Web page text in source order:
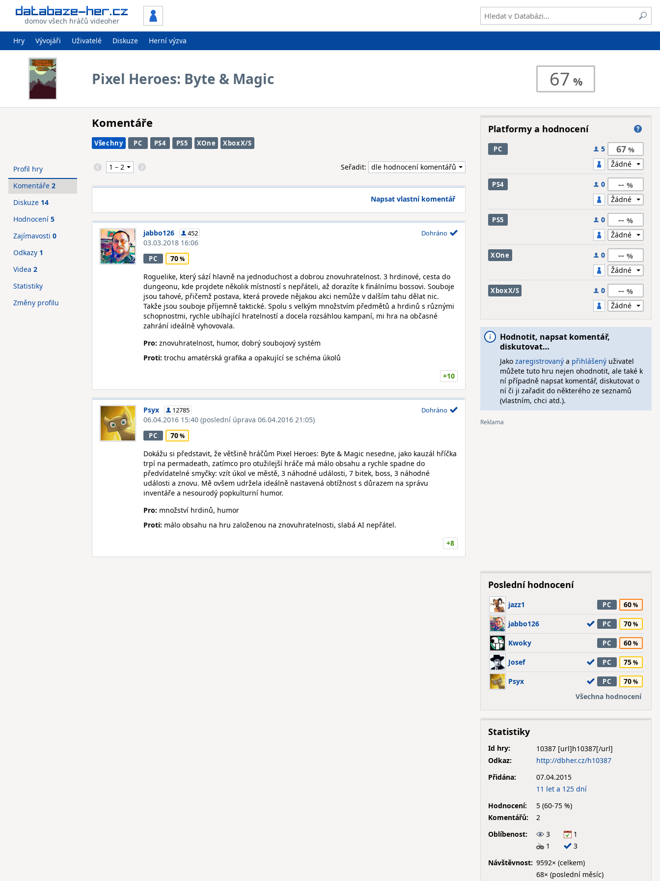
domov všech hráčů videoher
Hry Vývojáři Uživatelé Diskuze Herní výzva
Pixel Heroes: Byte & Magic 67
Komentáře
Všechny PC PS4 PS5 XOne XboxX/S
Seřadit:
Napsat vlastní komentář
jabbo126 452
03.03.2018 16:06
Dohráno
PC
70
Roguelike, který sází hlavně na jednoduchost a dobrou znovuhratelnost. 3 hrdinové, cesta do
dungeonu, kde projdete několik místností s nepřáteli, až dorazíte k finálnímu bossovi. Souboje
jsou tahové, přičemž postava, která provede nějakou akci nemůže v dalším tahu dělat nic.
Takže jsou souboje příjemně taktické. Spolu s velkým množstvím předmětů a hrdinů s různými
schopnostmi, rychle ubíhající hratelností a docela rozsáhlou kampaní, mi hra na občasné
zahrání ideálně vyhovovala.
Pro: znovuhratelnost, humor, dobrý soubojový systém
Proti: trochu amatérská grafika a opakující se schéma úkolů
+10
Psyx 12785
06.04.2016 15:40 (poslední úprava 06.04.2016 21:05)
Dohráno
PC
70
Dokážu si představit, že většině hráčům Pixel Heroes: Byte & Magic nesedne, jako kauzál hříčka
trpí na permadeath, zatímco pro otužilejší hráče má málo obsahu a rychle spadne do
předvídatelné smyčky: vzít úkol ve městě, 3 náhodné události, 7 bitek, boss, 3 náhodné
události a znovu. Mě ovšem udržela ideálně nastavená obtížnost s důrazem na správu
inventáře a nesourodý popkulturní humor.
Pro: množství hrdinů, humor
Proti: málo obsahu na hru založenou na znovuhratelnosti, slabá AI nepřátel.
+8
Profil hry
Komentáře 2
Diskuze 14
Hodnocení 5
Zajímavosti 0
Odkazy 1
Videa 2
Statistiky
Změny profilu
Platformy a hodnocení
PC 5 67
PS4 0 --
PS5 0 --
XOne 0 --
XboxX/S 0 --
Hodnotit, napsat komentář,
diskutovat…
Jako zaregistrovanýa přihlášenýuživatel
můžete tuto hru nejen ohodnotit, ale také k
ní případně napsat komentář, diskutovat o
ní či ji zařadit do některého ze seznamů
(vlastním, chci atd.).
Poslední hodnocení
jazz1 PC 60
jabbo126 PC 70
Kwoky PC 60
Josef PC 75
Psyx PC
70
Všechna hodnocení
Statistiky
Id hry:
10387
Odkaz:
http://dbher.cz/h10387
Přidána:
07.04.2015
11 let a 125 dní
Hodnocení:
5 (60-75 %)
Komentářů:
2
Oblíbenost:
3
1
1
3
Návštěvnost: 9592× (celkem)
68× (poslední měsíc)